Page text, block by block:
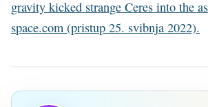
gravity kicked strange Ceres into the
space.com (pristup 25. svibnja 2022).